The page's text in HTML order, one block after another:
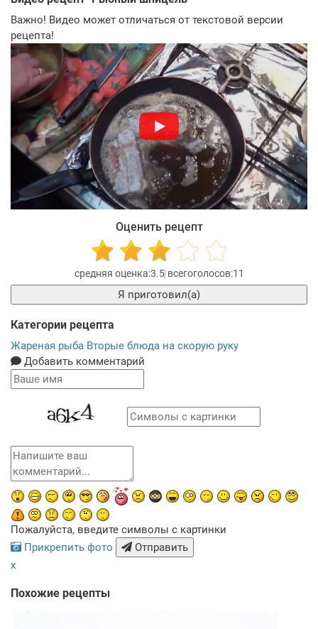
Важно! Видео может отличаться от текстовой версии
рецепта!
Оценить рецепт
3.5 11
Я приготовил(а)
Категории рецепта
Жареная рыба Вторые блюда на скорую руку
Добавить комментарий
Пожалуйста, введите символы с картинки
Прикрепить фото
Отправить
x
Похожие рецепты